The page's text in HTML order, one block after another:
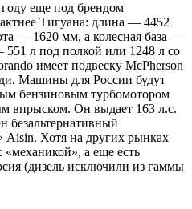
еще под брендом
Тигуана: длина — 4452
— 1620 мм, а колесная база —
л под полкой или 1248 л со
имеет подвеску McPherson
Машины для России будут
бензиновым турбомотором
впрыском. Он выдает 163 л.с.
Aisin. Хотя на других рынках
«механикой», а еще есть
(дизель исключили из гаммы